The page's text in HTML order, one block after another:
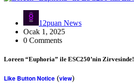
12puan News
Ocak 1, 2025
0 Comments
Loreen “Euphoria” ile ESC250’nin Zirvesinde!
Like Button Notice (view)